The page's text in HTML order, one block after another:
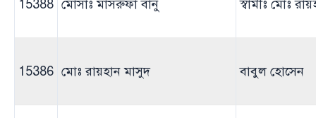
15388 মোসাঃ মাসরুফা বানু স্বামীঃ মোঃ
15386 মোঃ রায়হান মাসুদ বাবুল হোসেন